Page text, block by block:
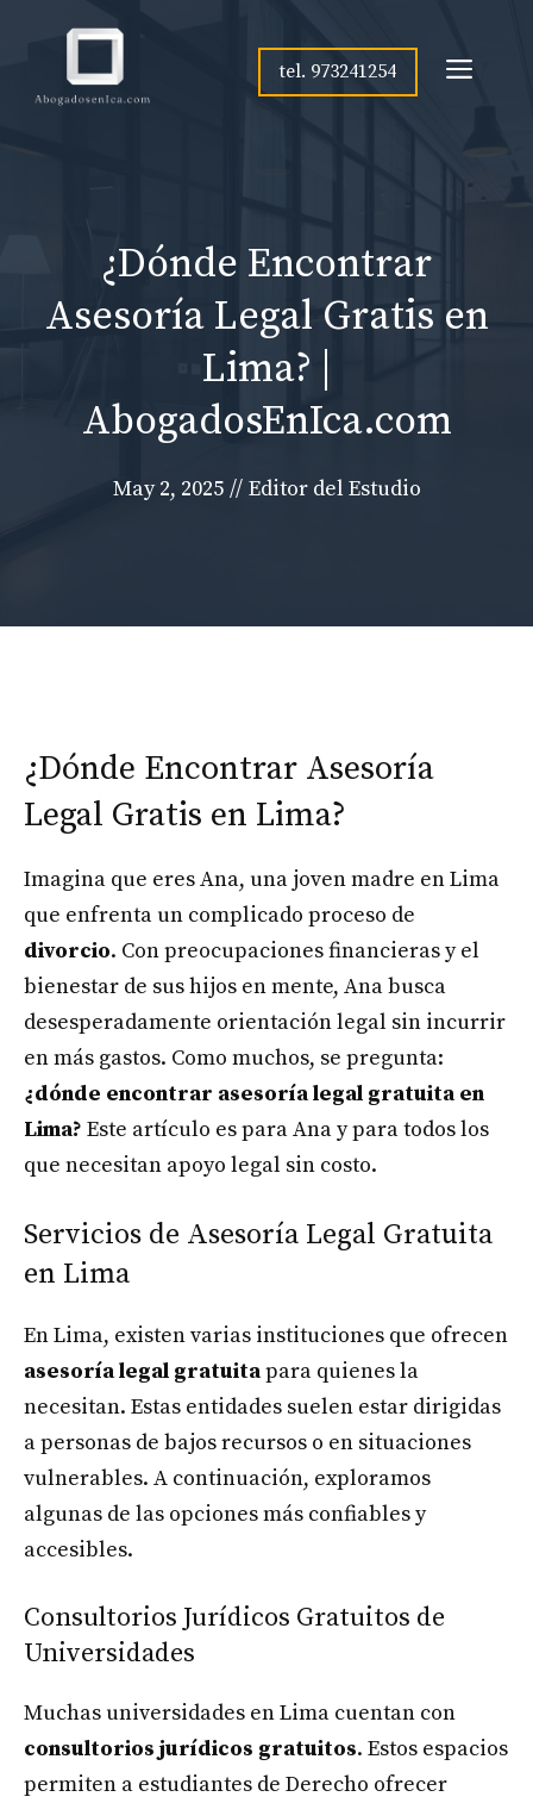
content
tel. 973241254
¿Dónde Encontrar
Asesoría Legal Gratis en
Lima? |
AbogadosEnIca.com
May 2, 2025 // Editor del Estudio
¿Dónde Encontrar Asesoría
Legal Gratis en Lima?
Imagina que eres Ana, una joven madre en Lima
que enfrenta un complicado proceso de
divorcio. Con preocupaciones financieras y el
bienestar de sus hijos en mente, Ana busca
desesperadamente orientación legal sin incurrir
en más gastos. Como muchos, se pregunta:
¿dónde encontrar asesoría legal gratuita en
Lima? Este artículo es para Ana y para todos los
que necesitan apoyo legal sin costo.
Servicios de Asesoría Legal Gratuita
en Lima
En Lima, existen varias instituciones que ofrecen
asesoría legal gratuitapara quienes la
necesitan. Estas entidades suelen estar dirigidas
a personas de bajos recursos o en situaciones
vulnerables. A continuación, exploramos
algunas de las opciones más confiables y
accesibles.
Consultorios Jurídicos Gratuitos de
Universidades
Muchas universidades en Lima cuentan con
consultorios jurídicos gratuitos. Estos espacios
permiten a estudiantes de Derecho ofrecer